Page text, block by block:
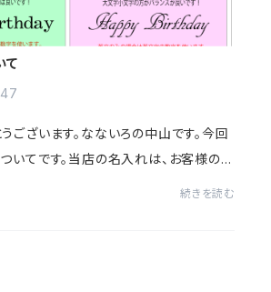
て
ございます。なないろの中山です。今回
いてです。当店の名入れは、お客様のお
続きを読む